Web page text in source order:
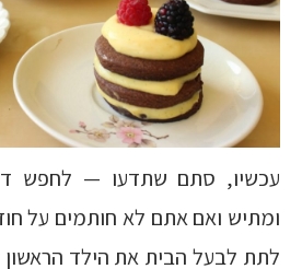
עכשיו, סתם שתדעו — לחפש
ומתיש ואם אתם לא חותמים על
לתת לבעל הבית את הילד